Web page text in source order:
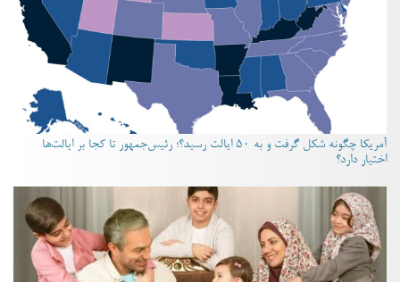
آمریکا چگونه شکل گرفت و به ۵۰ ایالت رسید؟؛ رئیس‌جمهور تا کجا بر ایالت‌ها
اختیار دارد؟